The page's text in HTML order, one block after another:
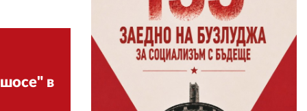
в
АВТОРИ
РЕДАКЦИЯ
РЕКЛАМА